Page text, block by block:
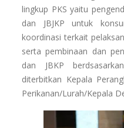
lingkup PKS yaitu
dan JBJKP untuk
koordinasi terkait
serta pembinaan dan
dan JBKP
diterbitkan Kepala
Perikanan/Lurah/Kepala